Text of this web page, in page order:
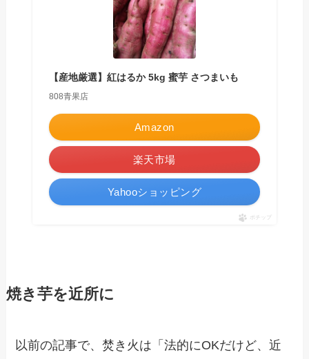
【産地厳選】紅はるか 5kg 蜜芋 さつまいも
808青果店
Amazon
楽天市場
Yahooショッピング
ポチップ
焼き芋を近所に
以前の記事で、焚き火は「法的にOKだけど、近